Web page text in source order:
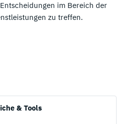
im Bereich der
zu treffen.
& Tools